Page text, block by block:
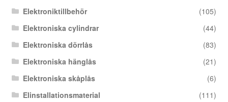
Elektroniktillbehör
(105)
Elektroniska cylindrar
(44)
Elektroniska dörrlås
(83)
Elektroniska hänglås
(21)
Elektroniska skåplås
(6)
Elinstallationsmaterial
(111)